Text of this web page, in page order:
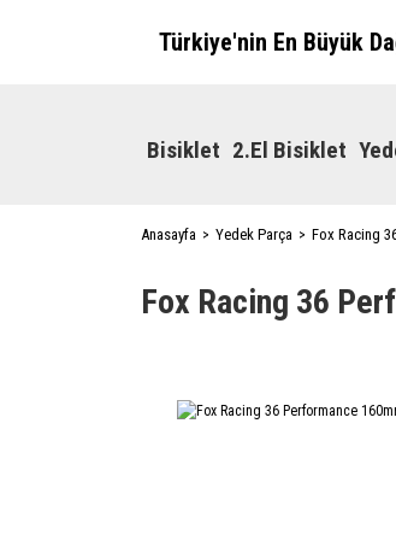
Türkiye'nin En Büyük
Bisiklet 2.El Bisiklet
Anasayfa Yedek Parça Fox Racing
Fox Racing 36